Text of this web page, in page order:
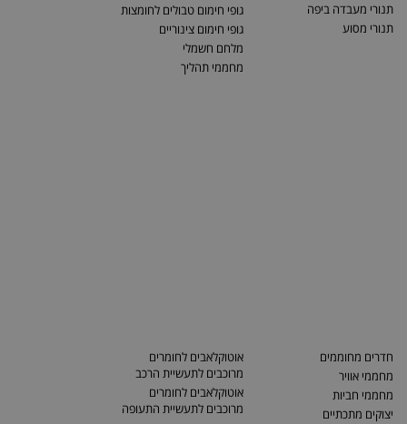
תנורי מעבדה ביפה
תנורי מסוע
גופי חימום טבולים לחומצות
גופי חימום צינוריים
מלחם חשמלי
מחממי תהליך
חדרים מחוממים
מחממי אוויר
מחממי חביות
יצוקים מתכתיים
אוטוקלאבים לחומרים
מרוכבים לתעשיית הרכב
אוטוקלאבים לחומרים
מרוכבים לתעשיית התעופה